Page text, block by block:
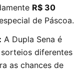
R$ 30
de Páscoa.
A Dupla Sena é
diferentes
as chances de